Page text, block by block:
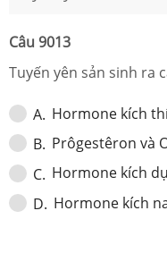
Câu 9013
Tuyến yên sản sinh ra
A. Hormone kích
B. Prôgestêron và
C. Hormone kích
D. Hormone kích